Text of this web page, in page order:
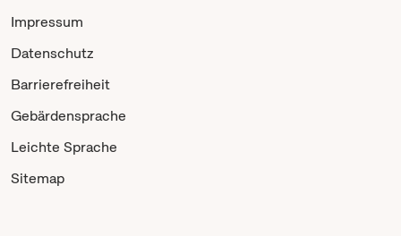
Impressum
Datenschutz
Barrierefreiheit
Gebärdensprache
Leichte Sprache
Sitemap